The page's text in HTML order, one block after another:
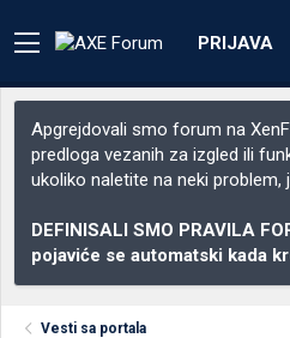
PRIJAVA
Apgrejdovali smo forum na
predloga vezanih za izgled ili
ukoliko naletite na neki problem,
DEFINISALI SMO PRAVILA
pojaviće se automatski kada
Vesti sa portala